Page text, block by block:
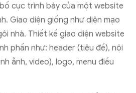
cục trình bày của một website
Giao diện giống như diện mạo
nhà. Thiết kế giao diện website
phần như: header (tiêu đề), nội
ảnh, video), logo, menu điều